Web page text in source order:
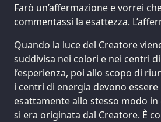
Farò un’affermazione e vorrei
commentassi la esattezza.
Quando la luce del Creatore
suddivisa nei colori e nei centri
l’esperienza, poi allo scopo di
i centri di energia devono
esattamente allo stesso modo in
si era originata dal Creatore. È